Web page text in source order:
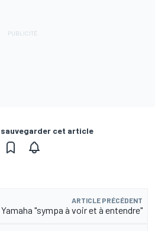
cet article
ARTICLE PRÉCÉDENT
"sympa à voir et à entendre"